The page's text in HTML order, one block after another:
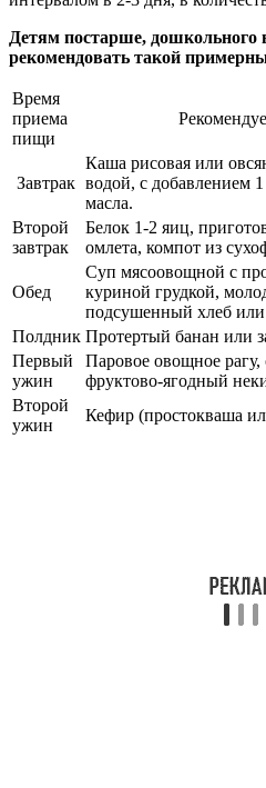
Детям постарше, дошкольного
рекомендовать такой
Время
приема
пищи
Завтрак
Каша рисовая или
водой, с добавлением
масла.
Второй
завтрак
Белок 1-2 яиц,
омлета, компот из
Обед
Суп мясоовощной с
куриной грудкой,
подсушенный хлеб или
Полдник Протертый банан или
Первый
ужин
Паровое овощное
фруктово-ягодный
Второй
ужин
Кефир (простокваша